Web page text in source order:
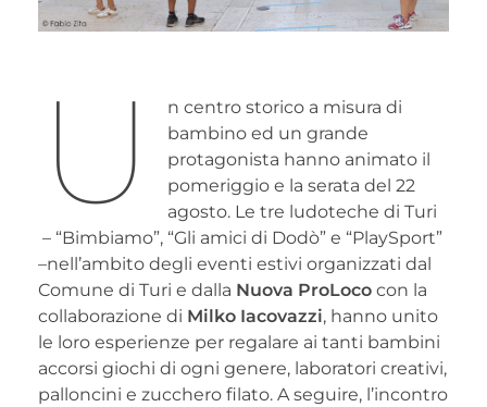
U
n centro storico a misura di
bambino ed un grande
protagonista hanno animato il
pomeriggio e la serata del 22
agosto. Le tre ludoteche di Turi
– “Bimbiamo”, “Gli amici di Dodò” e “PlaySport”
–nell’ambito degli eventi estivi organizzati dal
Comune di Turi e dalla Nuova ProLoco con la
collaborazione di Milko Iacovazzi, hanno unito
le loro esperienze per regalare ai tanti bambini
accorsi giochi di ogni genere, laboratori creativi,
palloncini e zucchero filato. A seguire, l’incontro